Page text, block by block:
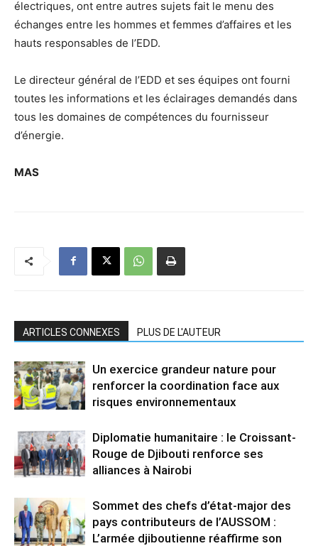
électriques, ont entre autres sujets fait le menu des
échanges entre les hommes et femmes d’affaires et les
hauts responsables de l’EDD.
Le directeur général de l’EDD et ses équipes ont fourni
toutes les informations et les éclairages demandés dans
tous les domaines de compétences du fournisseur
d’énergie.
MAS
ARTICLES CONNEXES PLUS DE L'AUTEUR
Un exercice grandeur nature pour
renforcer la coordination face aux
risques environnementaux
Diplomatie humanitaire : le Croissant-
Rouge de Djibouti renforce ses
alliances à Nairobi
Sommet des chefs d’état-major des
pays contributeurs de l’AUSSOM :
L’armée djiboutienne réaffirme son